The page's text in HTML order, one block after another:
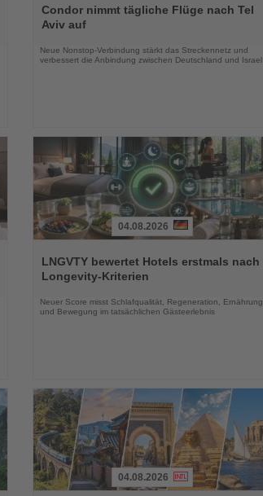
Sie
die
Condor nimmt tägliche Flüge nach Tel
Aviv auf
Neue Nonstop-Verbindung stärkt das Streckennetz und
verbessert die Anbindung zwischen Deutschland und Israel
Sie
die
Nachrichten
04.08.2026
LNGVTY bewertet Hotels erstmals nach
Longevity-Kriterien
Neuer Score misst Schlafqualität, Regeneration, Ernährung
und Bewegung im tatsächlichen Gästeerlebnis
04.08.2026